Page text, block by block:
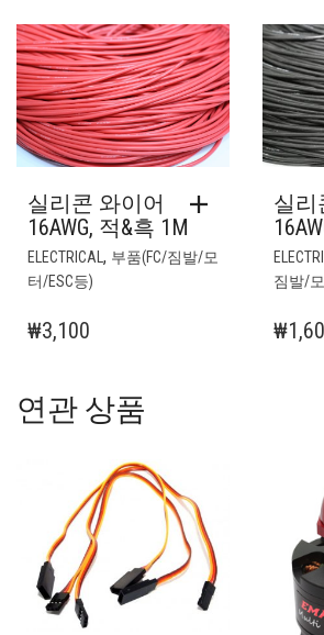
실리콘 와이어
16AWG, 적&흑 1M
ELECTRICAL , 부품(FC/짐발/모
터/ESC등)
₩3,100
실리
짐발/
₩
연관 상품